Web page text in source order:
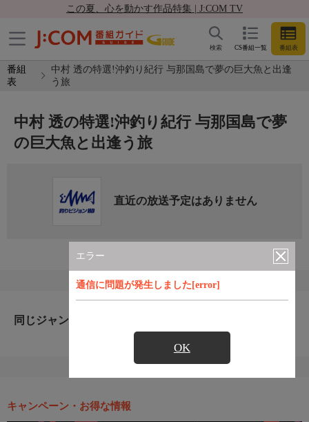
この夏、心を動かす作品特集 | J:COM TV
CS番組一覧 番組表
検索
番組
表
中村 透の特選!沖釣り紀行 与那国島で夢の巨大魚と出逢
う旅
エラー
通信に問題が発生しました[error]
OK
中村 透の特選!沖釣り紀行 与那国島で夢
の巨大魚と出逢う旅
直近の放送予定はありません
同じジャンルのおすすめ番組
キャンペーン・お得な情報